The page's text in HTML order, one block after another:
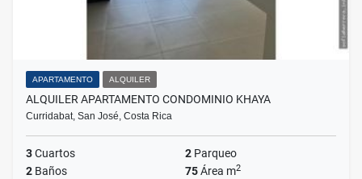
APARTAMENTO ALQUILER
ALQUILER APARTAMENTO CONDOMINIO KHAYA
Curridabat, San José, Costa Rica
3Cuartos 2 Parqueo
2 Baños 75Área m2